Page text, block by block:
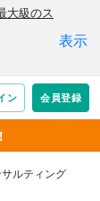
ルティング